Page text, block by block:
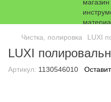
Чистка, полировка LUXI
LUXI
Артикул: 1130546010